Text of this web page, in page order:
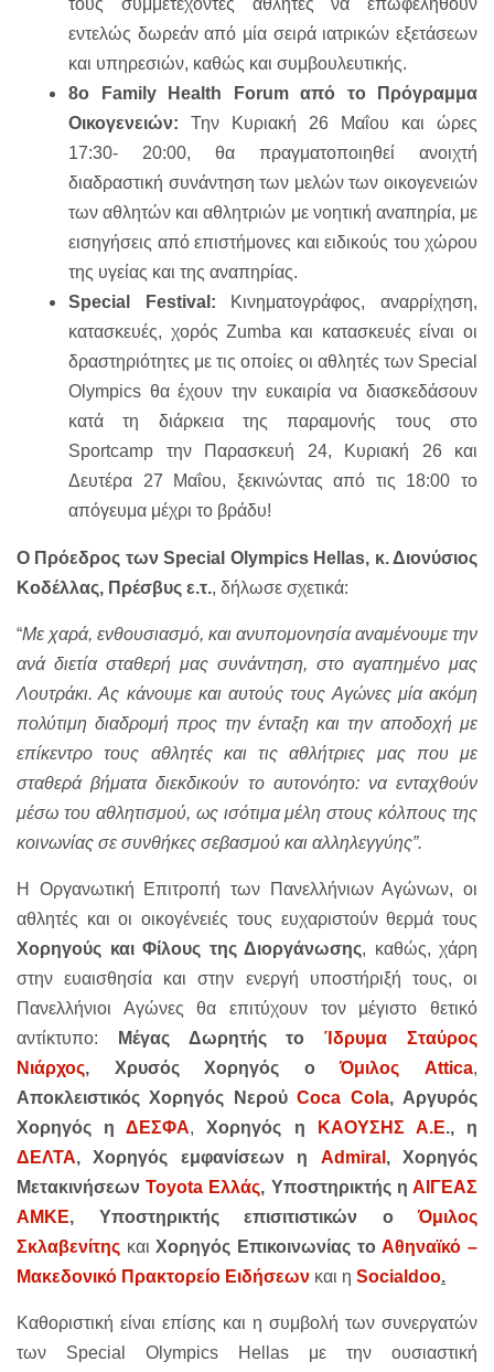
τους συμμετέχοντες αθλητές να επωφεληθούν
εντελώς δωρεάν από µία σειρά ιατρικών εξετάσεων
και υπηρεσιών, καθώς και συμβουλευτικής.
8ο Family Health Forum από το Πρόγραμμα
Οικογενειών: Την Κυριακή 26 Μαΐου και ώρες
17:30- 20:00, θα πραγματοποιηθεί ανοιχτή
διαδραστική συνάντηση των μελών των οικογενειών
των αθλητών και αθλητριών με νοητική αναπηρία, με
εισηγήσεις από επιστήμονες και ειδικούς του χώρου
της υγείας και της αναπηρίας.
Special Festival: Κινηματογράφος, αναρρίχηση,
κατασκευές, χορός Zumba και κατασκευές είναι οι
δραστηριότητες με τις οποίες οι αθλητές των Special
Olympics θα έχουν την ευκαιρία να διασκεδάσουν
κατά τη διάρκεια της παραμονής τους στο
Sportcamp την Παρασκευή 24, Κυριακή 26 και
Δευτέρα 27 Μαΐου, ξεκινώντας από τις 18:00 το
απόγευμα μέχρι το βράδυ!
Ο Πρόεδρος των Special Olympics Hellas, κ. Διονύσιος
Κοδέλλας, Πρέσβυς ε.τ., δήλωσε σχετικά:
“Με χαρά, ενθουσιασμό, και ανυπομονησία αναμένουμε την
ανά διετία σταθερή μας συνάντηση, στο αγαπημένο μας
Λουτράκι. Ας κάνουμε και αυτούς τους Αγώνες μία ακόμη
πολύτιμη διαδρομή προς την ένταξη και την αποδοχή με
επίκεντρο τους αθλητές και τις αθλήτριες μας που με
σταθερά βήματα διεκδικούν το αυτονόητο: να ενταχθούν
μέσω του αθλητισμού, ως ισότιμα μέλη στους κόλπους της
κοινωνίας σε συνθήκες σεβασμού και αλληλεγγύης”.
Η Οργανωτική Επιτροπή των Πανελλήνιων Αγώνων, οι
αθλητές και οι οικογένειές τους ευχαριστούν θερμά τους
Χορηγούς και Φίλους της Διοργάνωσης, καθώς, χάρη
στην ευαισθησία και στην ενεργή υποστήριξή τους, οι
Πανελλήνιοι Αγώνες θα επιτύχουν τον μέγιστο θετικό
αντίκτυπο:
Μέγας Δωρητής τοΊδρυμα Σταύρος
Νιάρχος, Χρυσός Χορηγός oΌμιλος Attica,
Αποκλειστικός Χορηγός ΝερούCoca Cola, Αργυρός
Χορηγός ηΔΕΣΦΑ,Χορηγός η ΚΑΟΥΣΗΣ Α.Ε., η
ΔΕΛΤΑ, Χορηγός εμφανίσεων η Admiral ,
Χορηγός
ΜετακινήσεωνToyota Ελλάς, Υποστηρικτής ηΑΙΓΕΑΣ
ΑΜΚΕ, Υποστηρικτής επισιτιστικών οΌμιλος
Σκλαβενίτης καιΧορηγός Επικοινωνίας το Αθηναϊκό –
Μακεδονικό Πρακτορείο Ειδήσεων και η Socialdoo.
Καθοριστική είναι επίσης και η συμβολή των συνεργατών
των Special Olympics Hellas με την ουσιαστική